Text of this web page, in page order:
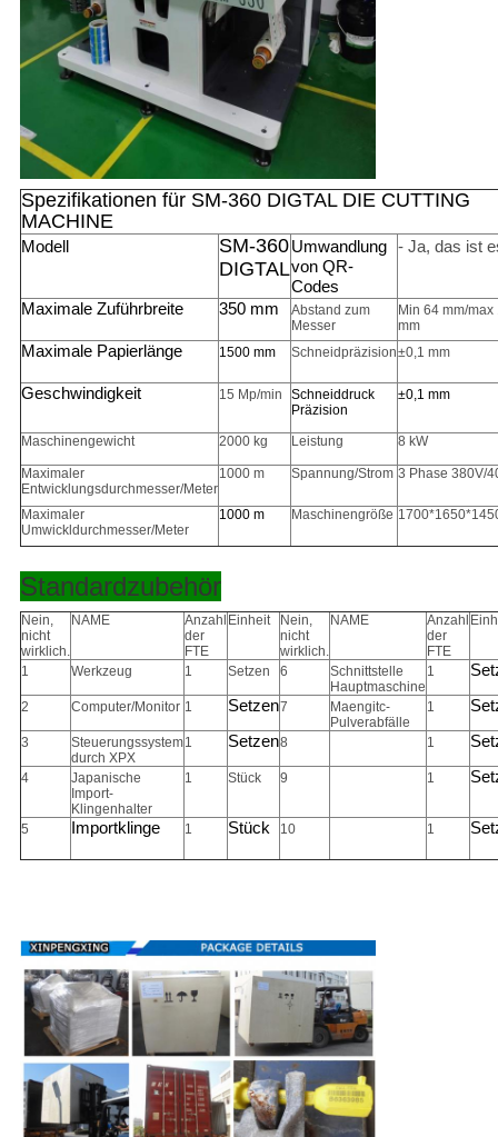
Spezifikationen für SM-360 DIGTAL DIE CUTTING
MACHINE
Modell
SM-360
DIGTAL
Umwandlung
von QR-
Codes
- Ja, das ist
Maximale Zuführbreite 350 mm
Abstand zum
Messer
Min 64 mm/max
mm
Maximale Papierlänge 1500 mm Schneidpräzision±0,1 mm
Geschwindigkeit 15 Mp/min
Schneiddruck
Präzision
±0,1 mm
Maschinengewicht 2000 kg Leistung 8 kW
Maximaler
Entwicklungsdurchmesser/Meter
1000 m Spannung/Strom 3 Phase 380V/
Maximaler
Umwickldurchmesser/Meter
1000 m Maschinengröße
Standardzubehör
Nein,
nicht
wirklich.
NAME
Anzahl
der
FTE
Einheit
Nein,
nicht
wirklich.
NAME
Anzahl
der
FTE
1 Werkzeug 1 Setzen 6
Schnittstelle
Hauptmaschine
1
2 Computer/Monitor 1 Setzen7
Maengitc-
Pulverabfälle
1
3
Steuerungssystem
durch XPX
1 Setzen8 1
4
Japanische
Import-
Klingenhalter
1 Stück 9 1
5 Importklinge 1 Stück 10 1